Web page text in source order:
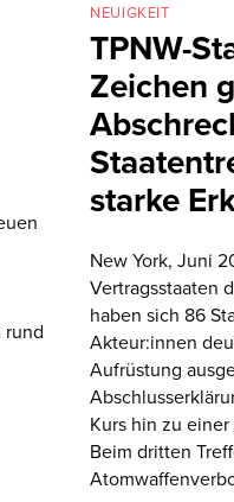
rund
NEUIGKEIT
TPNW-
Zeichen
starke
New York, Juni
Vertragsstaaten
haben sich 86
Akteur:innen
Aufrüstung
Kurs hin zu
Beim dritten